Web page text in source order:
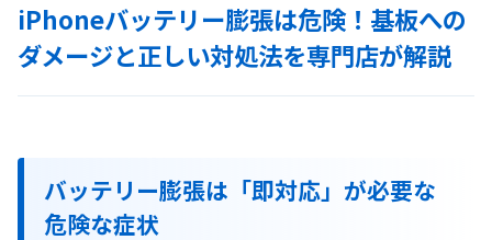
iPhoneバッテリー膨張は危険！基板への
ダメージと正しい対処法を専門店が解説
バッテリー膨張は「即対応」が必要な
危険な症状